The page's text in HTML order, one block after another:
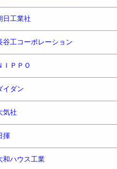
日工業社
谷工コーポレーション
ＩＰＰＯ
イダン
気社
揮
和ハウス工業